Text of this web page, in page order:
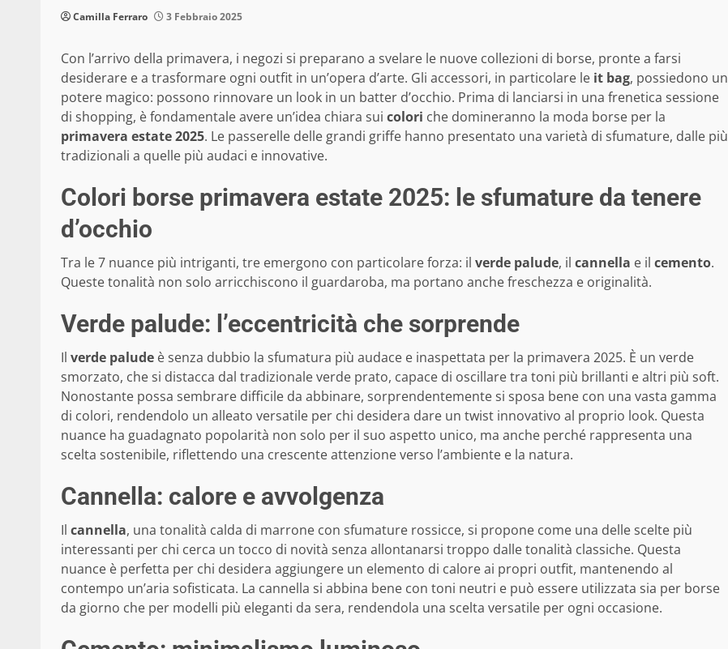
Camilla Ferraro 3 Febbraio 2025
Con l’arrivo della primavera, i negozi si preparano a svelare le nuove collezioni di borse, pronte a farsi
desiderare e a trasformare ogni outfit in un’opera d’arte. Gli accessori, in particolare le it bag, possiedono un
potere magico: possono rinnovare un look in un batter d’occhio. Prima di lanciarsi in una frenetica sessione
di shopping, è fondamentale avere un’idea chiara sui colori che domineranno la moda borse per la
primavera estate 2025. Le passerelle delle grandi griffe hanno presentato una varietà di sfumature, dalle più
tradizionali a quelle più audaci e innovative.
Colori borse primavera estate 2025: le sfumature da tenere
d’occhio
Tra le 7 nuance più intriganti, tre emergono con particolare forza: il verde palude, il cannella e il cemento.
Queste tonalità non solo arricchiscono il guardaroba, ma portano anche freschezza e originalità.
Verde palude: l’eccentricità che sorprende
Il verde palude è senza dubbio la sfumatura più audace e inaspettata per la primavera 2025. È un verde
smorzato, che si distacca dal tradizionale verde prato, capace di oscillare tra toni più brillanti e altri più soft.
Nonostante possa sembrare difficile da abbinare, sorprendentemente si sposa bene con una vasta gamma
di colori, rendendolo un alleato versatile per chi desidera dare un twist innovativo al proprio look. Questa
nuance ha guadagnato popolarità non solo per il suo aspetto unico, ma anche perché rappresenta una
scelta sostenibile, riflettendo una crescente attenzione verso l’ambiente e la natura.
Cannella: calore e avvolgenza
Il cannella, una tonalità calda di marrone con sfumature rossicce, si propone come una delle scelte più
interessanti per chi cerca un tocco di novità senza allontanarsi troppo dalle tonalità classiche. Questa
nuance è perfetta per chi desidera aggiungere un elemento di calore ai propri outfit, mantenendo al
contempo un’aria sofisticata. La cannella si abbina bene con toni neutri e può essere utilizzata sia per borse
da giorno che per modelli più eleganti da sera, rendendola una scelta versatile per ogni occasione.